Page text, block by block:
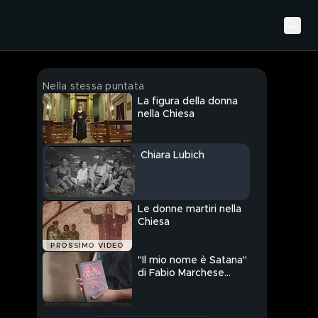
Nella stessa puntata
La figura della donna
nella Chiesa
Chiara Lubich
PROSSIMO VIDEO
Le donne martiri nella
Chiesa
"Il mio nome è Satana"
di Fabio Marchese